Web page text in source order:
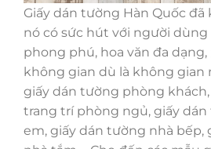
Giấy dán tường Hàn Quốc đã
nó có sức hút với người dùng
phong phú, hoa văn đa
không gian dù là không gian
giấy dán tường phòng
trang trí phòng ngủ, giấy
em, giấy dán tường nhà bếp,